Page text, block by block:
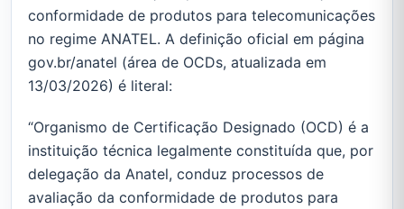
conformidade de produtos para telecomunicações
no regime ANATEL. A definição oficial em página
gov.br/anatel (área de OCDs, atualizada em
13/03/2026) é literal:
“Organismo de Certificação Designado (OCD) é a
instituição técnica legalmente constituída que, por
delegação da Anatel, conduz processos de
avaliação da conformidade de produtos para